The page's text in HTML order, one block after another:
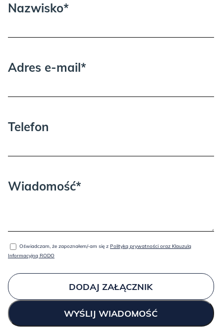
Nazwisko*
Adres e-mail*
Telefon
Wiadomość*
Oświadczam, że zapoznałem/-am się z Polityką prywatności oraz Klauzulą
Informacyjną RODO
DODAJ ZAŁĄCZNIK